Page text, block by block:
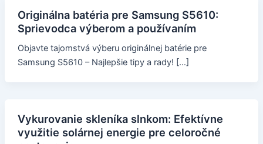
Originálna batéria pre Samsung S5610:
Sprievodca výberom a používaním
Objavte tajomstvá výberu originálnej batérie pre
Samsung S5610 – Najlepšie tipy a rady! […]
Vykurovanie skleníka slnkom: Efektívne
využitie solárnej energie pre celoročné